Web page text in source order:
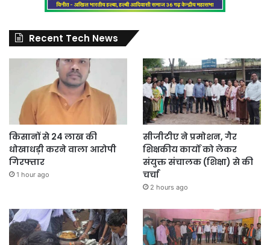
Recent Tech News
किसानों से 24 लाख की
धोखाधड़ी करने वाला आरोपी
गिरफ्तार
1 hour ago
सीजीटीए ने प्रमोशन, गैर
शिक्षकीय कार्यों को लेकर
संयुक्त संचालक (शिक्षा) से की
चर्चा
2 hours ago